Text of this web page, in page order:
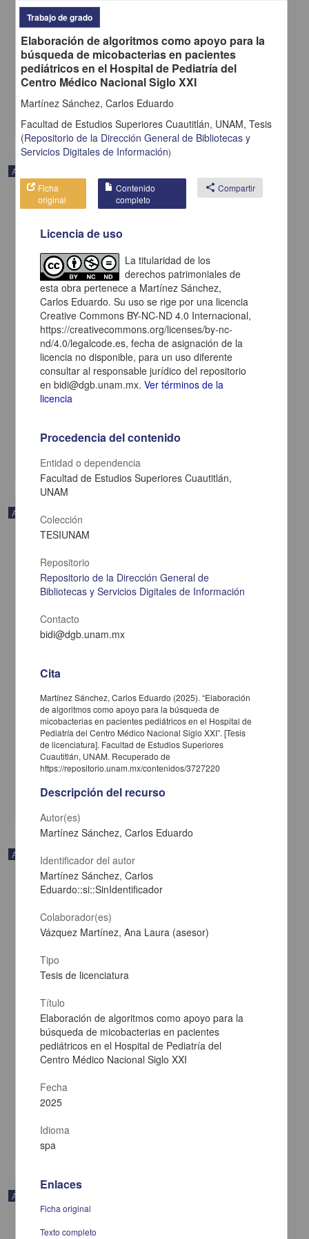
Aguirre Flórez, Mateo; Gómez González, José Fernando; Jiménez
Osorio, Laura Alejandra; Moreno Gómez, Mateo; Moreno Gómez,
Juanita; Rojas Paguanquiza, Karla Liseth; Rojas Paguanquiza,
Donald Jehison; Quintero Cabrera, Yuly Mabel; Pantoja Chazatar,
Lency Yurani; Moreno Gómez, Germán Alberto - Facultad de
Medicina, UNAM
2025-01-05
Artículo
Oportunidades de la inteligencia artificial en los posgrados de
medicina deportiva y áreas afines
Bustos-Viviescas, Brian Johan; García Yerena, Carlos Enrique;
Medicina y Ciencias de la Salud
Artículo
Trayectorias académicas de tres generaciones de una licenciatura
en Medicina durante la pandemia por COVID-19
Bautista-Rodríguez, Gabriela; Fortoul, Teresa Imelda - Facultad de
Medicina, UNAM
2025-01-05
Artículo
Percepción de los médicos internos sobre la implementación del
método socrático como estrategia de aprendizaje
Andrade-Castellanos, Carlos Alberto; Cuevas-Álvarez, Leobardo;
2025-01-05
Artículo
Trabajo de grado
Elaboración de algoritmos como apoyo para la
búsqueda de micobacterias en pacientes
pediátricos en el Hospital de Pediatría del
Centro Médico Nacional Siglo XXI
Martínez Sánchez, Carlos Eduardo
Facultad de Estudios Superiores Cuautitlán, UNAM, Tesis
(Repositorio de la Dirección General de Bibliotecas y
Servicios Digitales de Información)
Ficha
original
Contenido
completo
share Compartir
Licencia de uso
La titularidad de los
derechos patrimoniales de
esta obra pertenece a Martínez Sánchez,
Carlos Eduardo. Su uso se rige por una licencia
Creative Commons BY-NC-ND 4.0 Internacional,
https://creativecommons.org/licenses/by-nc-
nd/4.0/legalcode.es, fecha de asignación de la
licencia no disponible, para un uso diferente
consultar al responsable jurídico del repositorio
en bidi@dgb.unam.mx.Ver términos de la
licencia
Procedencia del contenido
Entidad o dependencia
Facultad de Estudios Superiores Cuautitlán,
UNAM
Colección
TESIUNAM
Repositorio
Repositorio de la Dirección General de
Bibliotecas y Servicios Digitales de Información
Contacto
bidi@dgb.unam.mx
Cita
Martínez Sánchez, Carlos Eduardo (2025). “Elaboración
de algoritmos como apoyo para la búsqueda de
micobacterias en pacientes pediátricos en el Hospital de
Pediatría del Centro Médico Nacional Siglo XXI”. [Tesis
de licenciatura]. Facultad de Estudios Superiores
Cuautitlán, UNAM. Recuperado de
https://repositorio.unam.mx/contenidos/3727220
Descripción del recurso
Autor(es)
Martínez Sánchez, Carlos Eduardo
Identificador del autor
Martínez Sánchez, Carlos
Eduardo::si::SinIdentificador
Colaborador(es)
Vázquez Martínez, Ana Laura (asesor)
Tipo
Tesis de licenciatura
Título
Elaboración de algoritmos como apoyo para la
búsqueda de micobacterias en pacientes
pediátricos en el Hospital de Pediatría del
Centro Médico Nacional Siglo XXI
Fecha
2025
Idioma
spa
Enlaces
Ficha original
Texto completo